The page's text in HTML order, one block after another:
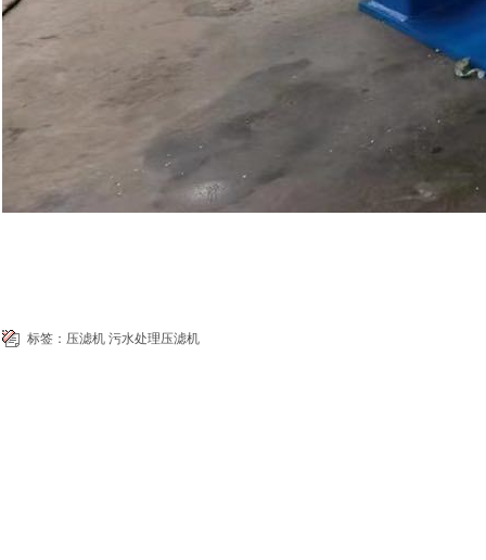
标签： 压滤机 污水处理压滤机